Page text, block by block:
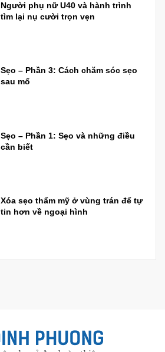
Người phụ nữ U40 và hành trình
tìm lại nụ cười trọn vẹn
Sẹo – Phần 3: Cách chăm sóc sẹo
sau mổ
Sẹo – Phần 1: Sẹo và những điều
cần biết
Xóa sẹo thẩm mỹ ở vùng trán để tự
tin hơn về ngoại hình